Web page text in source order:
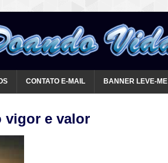
CONTATO E-MAIL BANNER LEVE-ME
vigor e valor